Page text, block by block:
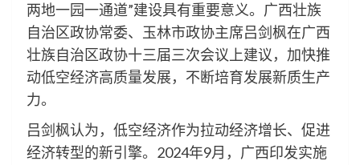
两地一园一通道”建设具有重要意义。广西壮族
自治区政协常委、玉林市政协主席吕剑枫在广西
壮族自治区政协十三届三次会议上建议，加快推
动低空经济高质量发展，不断培育发展新质生产
力。
吕剑枫认为，低空经济作为拉动经济增长、促进
经济转型的新引擎。2024年9月，广西印发实施